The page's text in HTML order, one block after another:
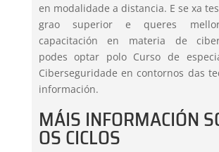
en modalidade a distancia. E se xa
grao superior e queres
capacitación en materia de
podes optar polo Curso de
Ciberseguridade en contornos das
información.
MÁIS INFORMACIÓN
OS CICLOS